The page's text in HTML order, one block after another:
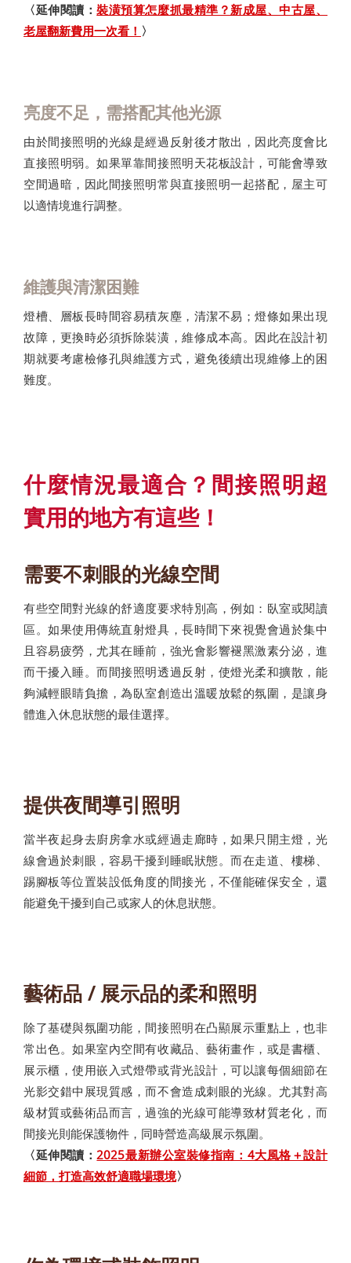
〈延伸閱讀：裝潢預算怎麼抓最精準？新成屋、中古屋、
老屋翻新費用一次看！ 〉
亮度不足，需搭配其他光源
由於間接照明的光線是經過反射後才散出，因此亮度會比
直接照明弱。如果單靠間接照明天花板設計，可能會導致
空間過暗，因此間接照明常與直接照明一起搭配，屋主可
以適情境進行調整。
維護與清潔困難
燈槽、層板長時間容易積灰塵，清潔不易；燈條如果出現
故障，更換時必須拆除裝潢，維修成本高。因此在設計初
期就要考慮檢修孔與維護方式，避免後續出現維修上的困
難度。
什麼情況最適合？間接照明超
實用的地方有這些！
需要不刺眼的光線空間
有些空間對光線的舒適度要求特別高，例如：臥室或閱讀
區。如果使用傳統直射燈具，長時間下來視覺會過於集中
且容易疲勞，尤其在睡前，強光會影響褪黑激素分泌，進
而干擾入睡。而間接照明透過反射，使燈光柔和擴散，能
夠減輕眼睛負擔，為臥室創造出溫暖放鬆的氛圍，是讓身
體進入休息狀態的最佳選擇。
提供夜間導引照明
當半夜起身去廚房拿水或經過走廊時，如果只開主燈，光
線會過於刺眼，容易干擾到睡眠狀態。而在走道、樓梯、
踢腳板等位置裝設低角度的間接光，不僅能確保安全，還
能避免干擾到自己或家人的休息狀態。
藝術品 / 展示品的柔和照明
除了基礎與氛圍功能，間接照明在凸顯展示重點上，也非
常出色。如果室內空間有收藏品、藝術畫作，或是書櫃、
展示櫃，使用嵌入式燈帶或背光設計，可以讓每個細節在
光影交錯中展現質感，而不會造成刺眼的光線。尤其對高
級材質或藝術品而言，過強的光線可能導致材質老化，而
間接光則能保護物件，同時營造高級展示氛圍。
〈延伸閱讀：2025最新辦公室裝修指南：4大風格＋設計
細節，打造高效舒適職場環境〉